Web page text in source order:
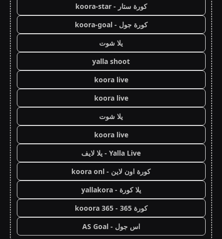
كورة ستار - koora-star
كورة جول - koora-goal
يلا شوت
yalla shoot
koora live
koora live
يلا شوت
koora live
Yalla Live - يلا لايف
كورة اون لاين - koora onl
يلا كورة - yallakora
كورة 365 - kooora 365
اس جول - AS Goal